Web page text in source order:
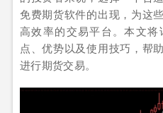
免费期货软件的出现，为这
高效率的交易平台。本文
点、优势以及使用技巧，帮
进行期货交易。